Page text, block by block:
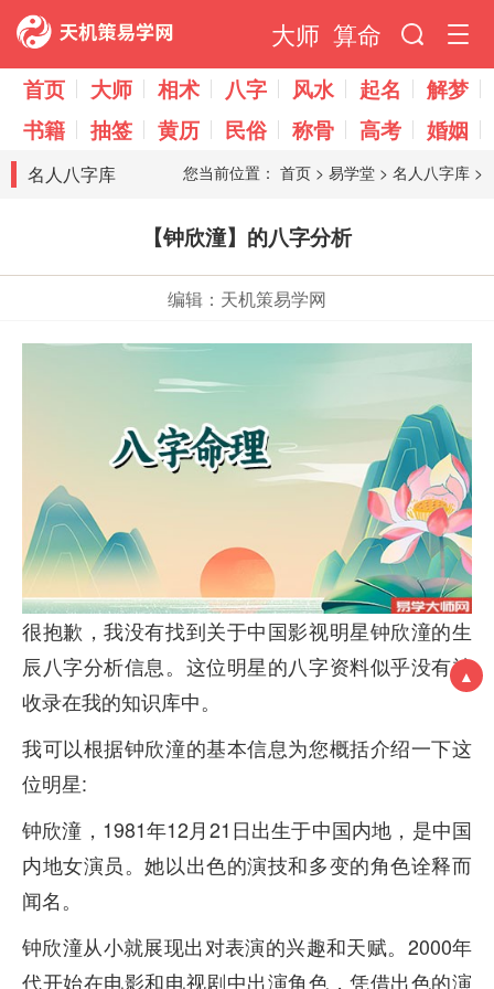
大师 算命
首页 大师 相术 八字 风水 起名
解梦
书籍
抽签 黄历 民俗 称骨 高考 婚姻
名人八字库 您当前位置： 首页 > 易学堂 > 名人八字库 >
【钟欣潼】的八字分析
编辑：天机策易学网
很抱歉，我没有找到关于中国影视明星钟欣潼的生
辰八字分析信息。这位明星的八字资料似乎没有被
收录在我的知识库中。
我可以根据钟欣潼的基本信息为您概括介绍一下这
位明星:
钟欣潼，1981年12月21日出生于中国内地，是中国
内地女演员。她以出色的演技和多变的角色诠释而
闻名。
钟欣潼从小就展现出对表演的兴趣和天赋。2000年
代开始在电影和电视剧中出演角色，凭借出色的演
▲